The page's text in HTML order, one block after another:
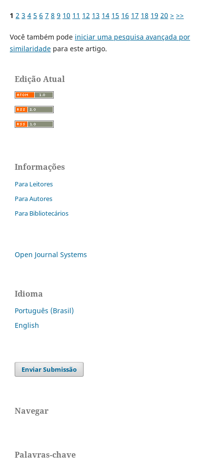
1 2 3 4 5 6 7 8 9 10 11 12 13 14 15 16 17 18 19 20 > >>
Você também pode iniciar uma pesquisa avançada por
similaridadepara este artigo.
Edição Atual
Informações
Para Leitores
Para Autores
Para Bibliotecários
Open Journal Systems
Idioma
Português (Brasil)
English
Enviar Submissão
Navegar
Palavras-chave